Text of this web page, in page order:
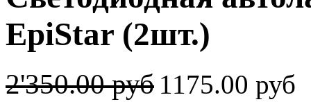
EpiStar (2шт.)
2'350.00 руб 1175.00 руб